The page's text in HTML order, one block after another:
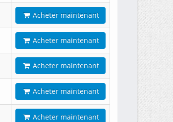
Acheter maintenant
Acheter maintenant
Acheter maintenant
Acheter maintenant
Acheter maintenant